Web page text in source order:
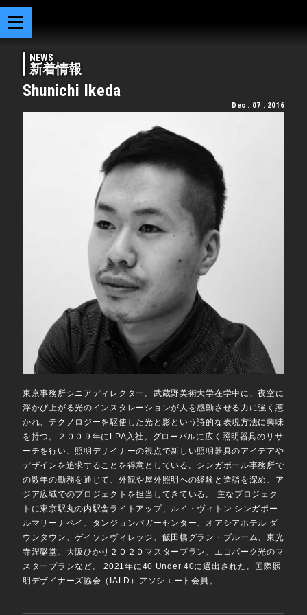
NEWS
新着情報
Shunichi Ikeda
Dec . 07 . 2016
東京事務所シニアディレクター。武蔵野美術大学在学中に、夜空に
浮かび上がる光のインスタレーションが人を感動させる力に強く惹
かれ、テクノロジーを駆使した光と影という詩的な表現方法に興味
を持つ。２００９年にLPA入社。グローバルに広く照明器具のリサ
ーチを行い、照明デザイナーの視点で新しい照明器具のアイデアや
デザインを追求することを得意としている。シンガポール事務所で
の数年の勤務を通じて、外観や屋外照明への経験と造詣を深め、ア
ジア広域でのプロジェクトを担当してきている。 主なプロジェク
トに東京駅丸の内駅舎ライトアップ、ルイ・ヴィトン シンガポー
ルマリーナベイ、タンジョンパガーセンター、オアシアホテル ダ
ウンタウン、ゲイソンヴィレッジ、飯田橋グラン・ブルーム、東光
寺涅槃堂、大阪ひかり２０２０マスタープラン、エコパーク光のマ
スタープランなど。 2021年に40 Under 40に選出された。国際照
明デザイナーズ協会（IALD）アソシエート会員。